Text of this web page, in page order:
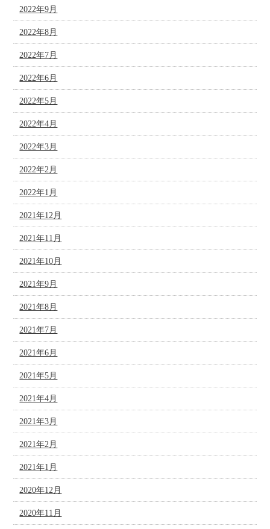
2022年9月
2022年8月
2022年7月
2022年6月
2022年5月
2022年4月
2022年3月
2022年2月
2022年1月
2021年12月
2021年11月
2021年10月
2021年9月
2021年8月
2021年7月
2021年6月
2021年5月
2021年4月
2021年3月
2021年2月
2021年1月
2020年12月
2020年11月